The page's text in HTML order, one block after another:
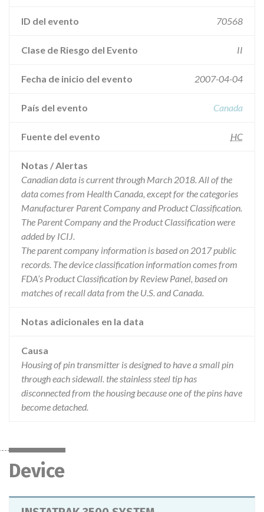
ID del evento 70568
Clase de Riesgo del Evento II
Fecha de inicio del evento 2007-04-04
País del evento Canada
Fuente del evento HC
Notas / Alertas
Canadian data is current through March 2018. All of the
data comes from Health Canada, except for the categories
Manufacturer Parent Company and Product Classification.
The Parent Company and the Product Classification were
added by ICIJ.
The parent company information is based on 2017 public
records. The device classification information comes from
FDA’s Product Classification by Review Panel, based on
matches of recall data from the U.S. and Canada.
Notas adicionales en la data
Causa
Housing of pin transmitter is designed to have a small pin
through each sidewall. the stainless steel tip has
disconnected from the housing because one of the pins have
become detached.
Device